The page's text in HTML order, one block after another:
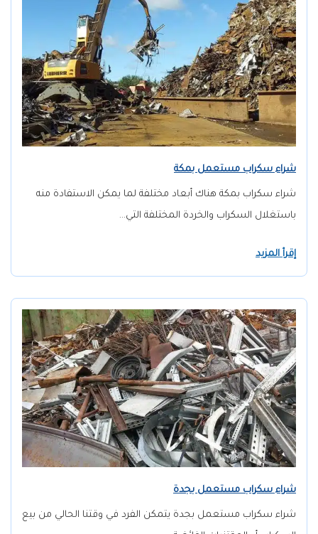
شراء سكراب مستعمل بمكة
شراء سكراب بمكة هناك أبعاد مختلفة لما يمكن الاستفادة منه
باستغلال السكراب والخردة المختلفة التي…
إقرأ المزيد
شراء سكراب مستعمل بجدة
شراء سكراب مستعمل بجدة يتمكن الفرد في وقتنا الحالي من بيع